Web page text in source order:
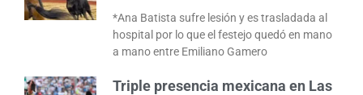
*Ana Batista sufre lesión y es trasladada al
hospital por lo que el festejo quedó en mano
a mano entre Emiliano Gamero
Triple presencia mexicana en Las